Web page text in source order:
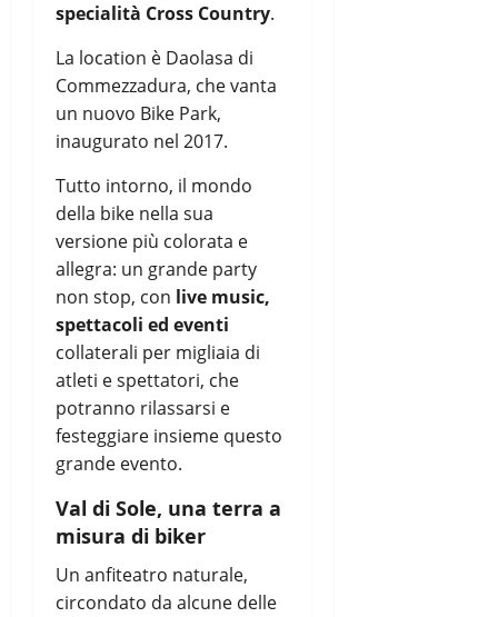
specialità Cross Country.
La location è Daolasa di
Commezzadura, che vanta
un nuovo Bike Park,
inaugurato nel 2017.
Tutto intorno, il mondo
della bike nella sua
versione più colorata e
allegra: un grande party
non stop, con live music,
spettacoli ed eventi
collaterali per migliaia di
atleti e spettatori, che
potranno rilassarsi e
festeggiare insieme questo
grande evento.
Val di Sole, una terra a
misura di biker
Un anfiteatro naturale,
circondato da alcune delle